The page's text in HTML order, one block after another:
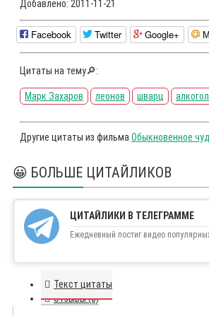
Добавлено: 2011-11-21
Facebook Twitter Google+
Цитаты на тему🔎:
Марк Захаров леонов шварц
Другие цитаты из фильма Обыкновенное
😀 БОЛЬШЕ ЦИТАЙЛИКОВ
ЦИТАЙЛИКИ В ТЕЛЕГРАММЕ
Ежедневный постиг видео
Текст цитаты
Отзывы (0)